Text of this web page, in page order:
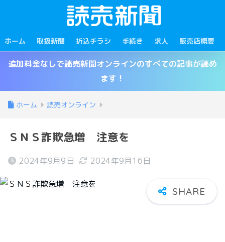
ホーム 取扱新聞 折込チラシ 手続き 求人 販売店概要
追加料金なしで読売新聞オンラインのすべての記事が読め
ます！
ホーム 読売オンライン
ＳＮＳ詐欺急増 注意を
2024年9月9日 2024年9月16日